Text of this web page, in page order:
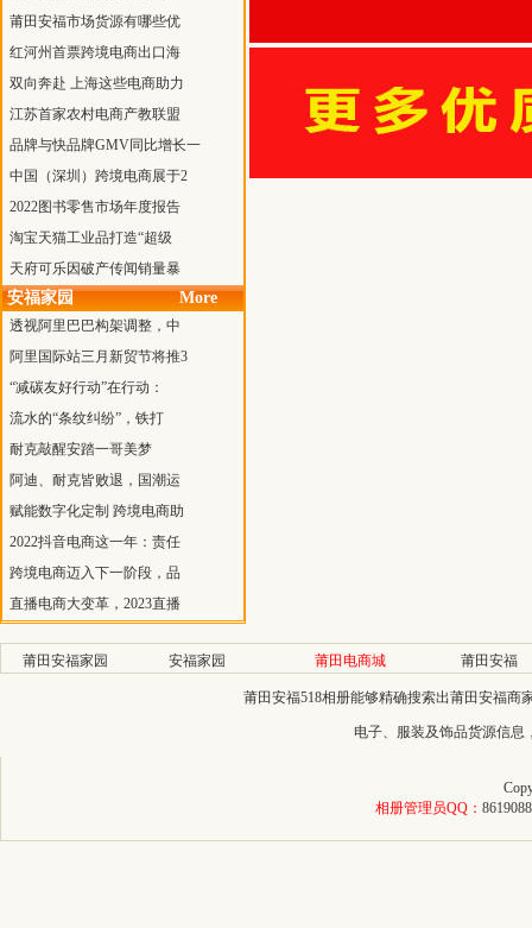
莆田安福市场货源有哪些优
红河州首票跨境电商出口海
双向奔赴 上海这些电商助力
江苏首家农村电商产教联盟
品牌与快品牌GMV同比增长一
中国（深圳）跨境电商展于2
2022图书零售市场年度报告
淘宝天猫工业品打造“超级
天府可乐因破产传闻销量暴
安福家园 More
透视阿里巴巴构架调整，中
阿里国际站三月新贸节将推3
“减碳友好行动”在行动：
流水的“条纹纠纷”，铁打
耐克敲醒安踏一哥美梦
阿迪、耐克皆败退，国潮运
赋能数字化定制 跨境电商助
2022抖音电商这一年：责任
跨境电商迈入下一阶段，品
直播电商大变革，2023直播
莆田安福家园 安福家园 莆田电商城 莆田安福
莆田安福518相册能够精确搜索出莆田安福商
电子、服装及饰品货源信
相册管理员QQ： 8619088